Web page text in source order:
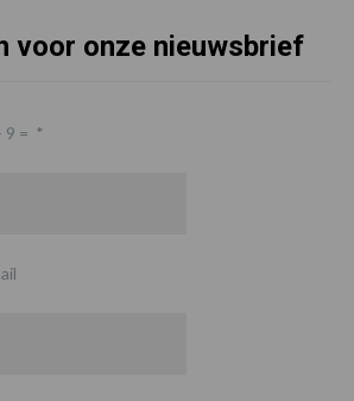
voor onze nieuwsbrief
9 = *